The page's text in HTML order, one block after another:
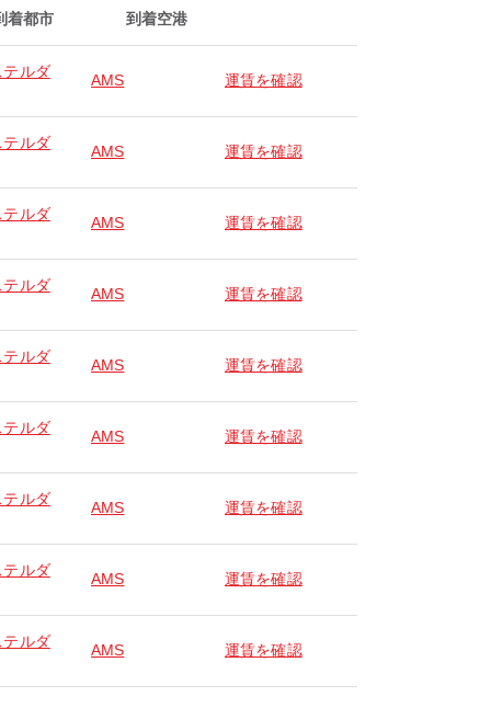
着都市 到着空港
テルダ
AMS 運賃を確認
テルダ
AMS 運賃を確認
テルダ
AMS 運賃を確認
テルダ
AMS 運賃を確認
テルダ
AMS 運賃を確認
テルダ
AMS 運賃を確認
テルダ
AMS 運賃を確認
テルダ
AMS 運賃を確認
テルダ
AMS 運賃を確認